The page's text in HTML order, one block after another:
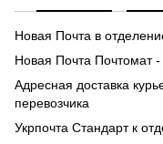
Новая Почта в
Новая Почта Почтомат
Адресная доставка
перевозчика
Укрпочта Стандарт к